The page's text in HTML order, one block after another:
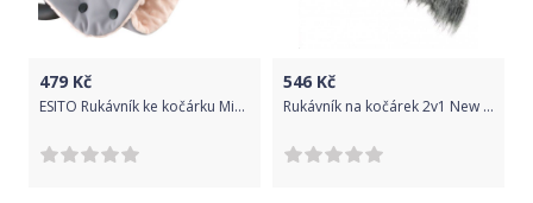
479 Kč
ESITO Rukávník ke kočárku Minky softshell, Barva šedá / lososová, Velikost 45 x 53 cm
546 Kč
Rukávník na kočárek 2v1 New Baby s kožešinkou graphite, Šedá